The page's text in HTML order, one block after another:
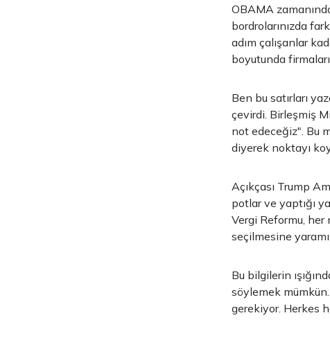
OBAMA
bordrolarınızda
adım çalışanlar
boyutunda
Ben bu satırları
çevirdi. Birleşmiş
not edeceğiz". Bu
diyerek noktayı
Açıkçası Trump
potlar ve yaptığı
Vergi Reformu,
seçilmesine
Bu bilgilerin
söylemek mümkün.
gerekiyor. Herkes